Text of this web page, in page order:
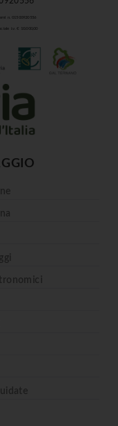
n. 01500920556
i.v. € 10.000,00